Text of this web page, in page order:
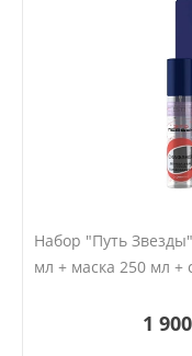
Набор "Путь
мл + маска 250 мл +
1